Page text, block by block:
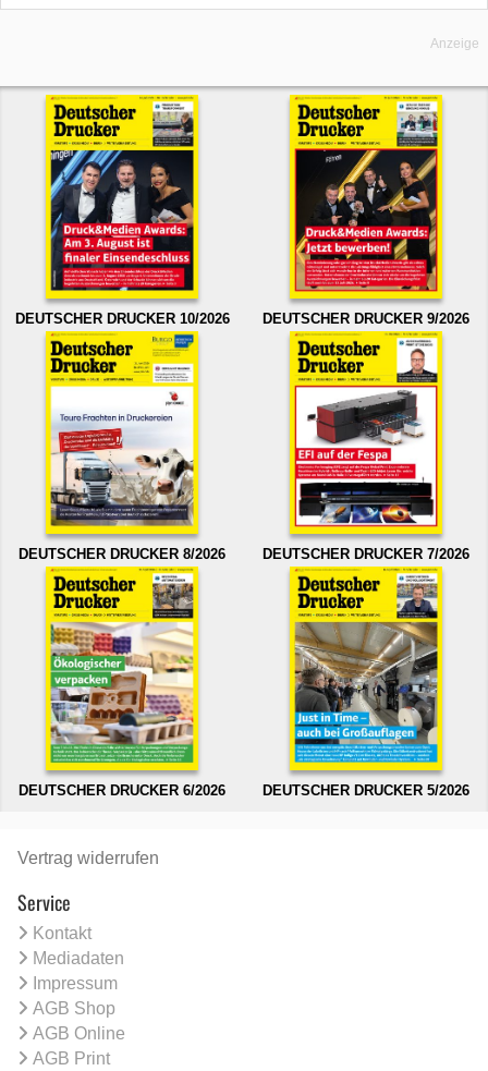
Anzeige
DEUTSCHER DRUCKER 10/2026 DEUTSCHER DRUCKER 9/2026
DEUTSCHER DRUCKER 8/2026 DEUTSCHER DRUCKER 7/2026
DEUTSCHER DRUCKER 6/2026 DEUTSCHER DRUCKER 5/2026
Vertrag widerrufen
Service
Kontakt
Mediadaten
Impressum
AGB Shop
AGB Online
AGB Print